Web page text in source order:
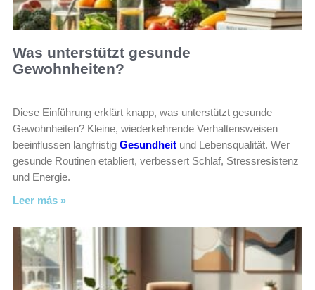
Was unterstützt gesunde
Gewohnheiten?
Diese Einführung erklärt knapp, was unterstützt gesunde
Gewohnheiten? Kleine, wiederkehrende Verhaltensweisen
beeinflussen langfristig Gesundheit und Lebensqualität. Wer
gesunde Routinen etabliert, verbessert Schlaf, Stressresistenz
und Energie.
Leer más »